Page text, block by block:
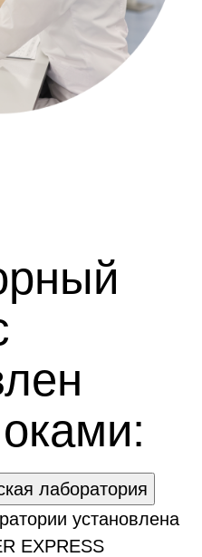
лаборатория
установлена
EXPRESS